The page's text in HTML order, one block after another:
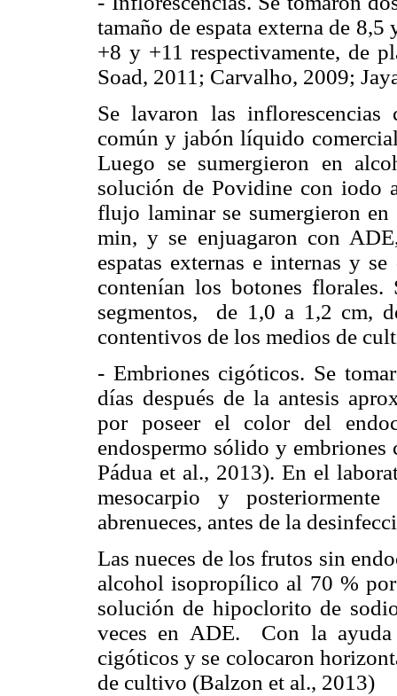
tamaño de espata externa de
+8 y +11 respectivamente, de
Soad, 2011; Carvalho, 2009;
Se lavaron las inflorescencias
común y jabón líquido
Luego se sumergieron en
solución de Povidine con iodo
flujo laminar se sumergieron
min, y se enjuagaron con
espatas externas e internas y
contenían los botones
segmentos, de 1,0 a 1,2 cm,
contentivos de los medios de
- Embriones cigóticos. Se
días después de la antesis
por poseer el color del
endospermo sólido y
Pádua et al., 2013). En el
mesocarpio y
abrenueces, antes de la
Las nueces de los frutos sin
alcohol isopropílico al 70 %
solución de hipoclorito de
veces en ADE. Con la ayuda
cigóticos y se colocaron
de cultivo (Balzon et al., 2013)